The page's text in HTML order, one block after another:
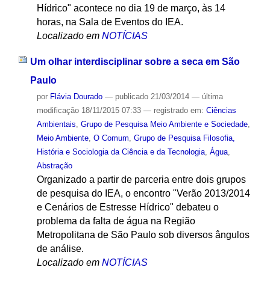
Hídrico" acontece no dia 19 de março, às 14
horas, na Sala de Eventos do IEA.
Localizado em NOTÍCIAS
Um olhar interdisciplinar sobre a seca em São
Paulo
por Flávia Dourado — publicado21/03/2014 — última
modificação18/11/2015 07:33 — registrado em: Ciências
Ambientais Grupo de Pesquisa Meio Ambiente e Sociedade,
Meio Ambiente, O Comum Grupo de Pesquisa Filosofia,
História e Sociologia da Ciência e da Tecnologia, Água,
Abstração
Organizado a partir de parceria entre dois grupos
de pesquisa do IEA, o encontro "Verão 2013/2014
e Cenários de Estresse Hídrico" debateu o
problema da falta de água na Região
Metropolitana de São Paulo sob diversos ângulos
de análise.
Localizado em NOTÍCIAS